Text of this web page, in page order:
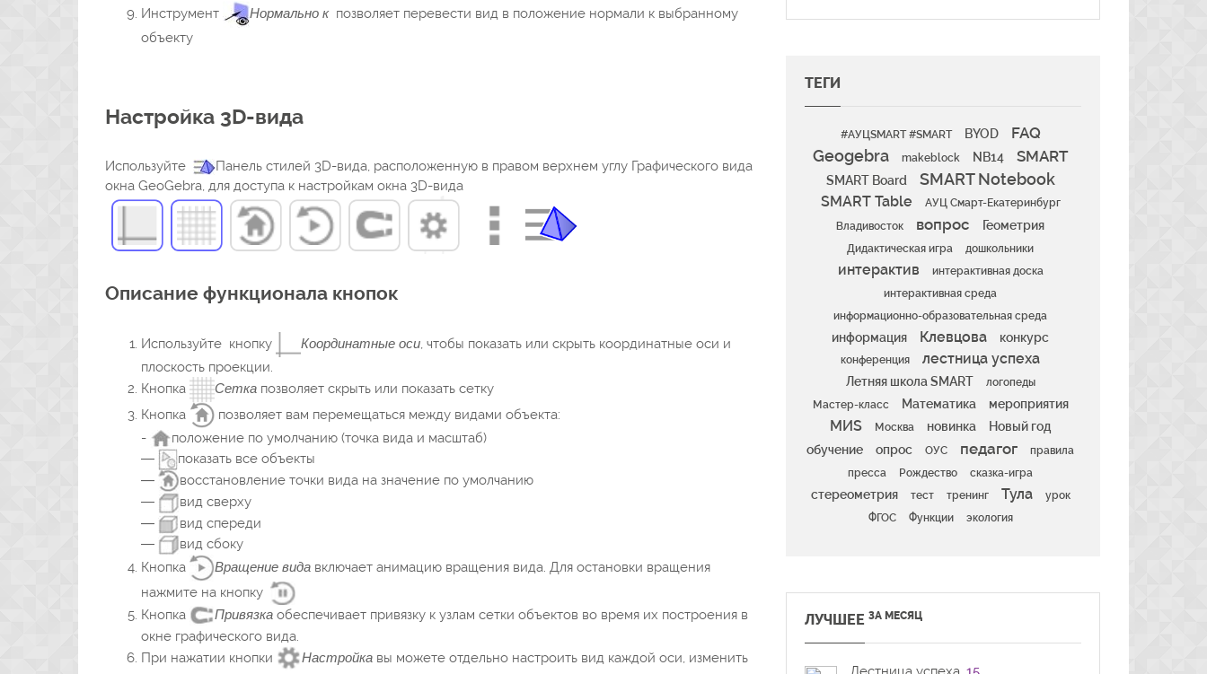
Инструмент
Нормально кпозволяет перевести вид в положение нормали к выбранному
объекту
Настройка 3D-вида
Используйте
Панель стилей 3D-вида, расположенную в правом верхнем углу Графического вида
окна GeoGebra, для доступа к настройкам окна 3D-вида
Описание функционала кнопок
Используйте кнопку Координатные оси, чтобы показать или скрыть координатные оси и
плоскость проекции.
Кнопка
Сетка позволяет скрыть или показать сетку
Кнопка
позволяет вам перемещаться между видами объекта:
-
положение по умолчанию (точка вида и масштаб)
—
показать все объекты
—
восстановление точки вида на значение по умолчанию
—
вид сверху
—
вид спереди
—
вид сбоку
Кнопка
Вращение вида включает анимацию вращения вида. Для остановки вращения
нажмите на кнопку
Кнопка
Привязка обеспечивает привязку к узлам сетки объектов во время их построения в
окне графического вида.
При нажатии кнопки
Настройка вы можете отдельно настроить вид каждой оси, изменить
ТЕГИ
#АУЦSMART #SMART BYOD FAQ
Geogebra makeblock NB14 SMART
SMART Board SMART Notebook
SMART Table
АУЦ Смарт-Екатеринбург
Владивосток
вопрос Геометрия
Дидактическая игра дошкольники
интерактив
интерактивная доска
интерактивная среда
информационно-образовательная среда
информация Клевцова конкурс
конференция лестница успеха
Летняя школа SMART
логопеды
Мастер-класс
Математика мероприятия
МИS Москва новинка
Новый год
обучение
опрос ОУС педагог
правила
пресса
Рождество сказка-игра
стереометрия тест тренинг Тула
урок
ФГОС
Функции экология
ЛУЧШЕЕ ЗА МЕСЯЦ